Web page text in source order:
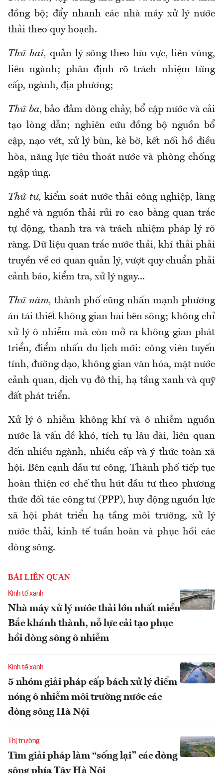
đồng bộ; đẩy nhanh các nhà máy xử lý nước
thải theo quy hoạch.
Thứ hai, quản lý sông theo lưu vực, liên vùng,
liên ngành; phân định rõ trách nhiệm từng
cấp, ngành, địa phương;
Thứ ba, bảo đảm dòng chảy, bổ cập nước và cải
tạo lòng dẫn; nghiên cứu đồng bộ nguồn bổ
cập, nạo vét, xử lý bùn, kè bờ, kết nối hồ điều
hòa, năng lực tiêu thoát nước và phòng chống
ngập úng.
Thứ tư, kiểm soát nước thải công nghiệp, làng
nghề và nguồn thải rủi ro cao bằng quan trắc
tự động, thanh tra và trách nhiệm pháp lý rõ
ràng. Dữ liệu quan trắc nước thải, khí thải phải
truyền về cơ quan quản lý, vượt quy chuẩn phải
cảnh báo, kiểm tra, xử lý ngay...
Thứ năm, thành phố cũng nhấn mạnh phương
án tái thiết không gian hai bên sông; không chỉ
xử lý ô nhiễm mà còn mở ra không gian phát
triển, điểm nhấn du lịch mới: công viên tuyến
tính, đường dạo, không gian văn hóa, mặt nước
cảnh quan, dịch vụ đô thị, hạ tầng xanh và quỹ
đất phát triển.
Xử lý ô nhiễm không khí và ô nhiễm nguồn
nước là vấn đề khó, tích tụ lâu dài, liên quan
đến nhiều ngành, nhiều cấp và ý thức toàn xã
hội. Bên cạnh đầu tư công, Thành phố tiếp tục
hoàn thiện cơ chế thu hút đầu tư theo phương
thức đối tác công tư (PPP), huy động nguồn lực
xã hội phát triển hạ tầng môi trường, xử lý
nước thải, kinh tế tuần hoàn và phục hồi các
dòng sông.
BÀI LIÊN QUAN
Kinh tế xanh
Nhà máy xử lý nước thải lớn nhất miền
Bắc khánh thành, nỗ lực cải tạo phục
hồi dòng sông ô nhiễm
Kinh tế xanh
5 nhóm giải pháp cấp bách xử lý điểm
nóng ô nhiễm môi trường nước các
dòng sông Hà Nội
Thị trường
Tìm giải pháp làm “sống lại” các dòng
sông phía Tây Hà Nội